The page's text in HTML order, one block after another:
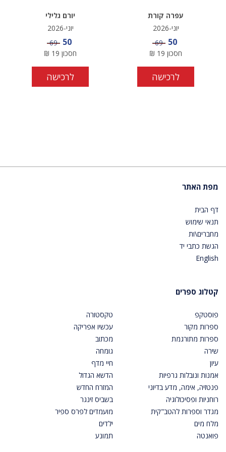
עפרה קורת
יוני-2026
מחיר מבצע
50 מחיר
69
חסכון 19
₪
לרכישה
יורם גלילי
יוני-2026
מחיר מבצע
50 מחיר
69
חסכון 19
₪
לרכישה
מפת האתר
דף הבית
תנאי שימוש
מחברים\ות
הגשת כתבי יד
English
קטלוג ספרים
פוסטקפ
ספרות מקור
ספרות מתורגמת
שירה
עיון
אמנות ונובלות גרפיות
פנטזיה, אימה, מדע בדיוני
רוחניות ופסיכולוגיה
מגדר וספרות להטב"קית
מלח מים
פואנטה
טקסטורה
עכשיו אפריקה
מכתוב
גומחה
חיי מדף
הדשא הגדול
המזרח החדש
בשביס זינגר
מועמדים לפרס ספיר
ילדים
תמונע